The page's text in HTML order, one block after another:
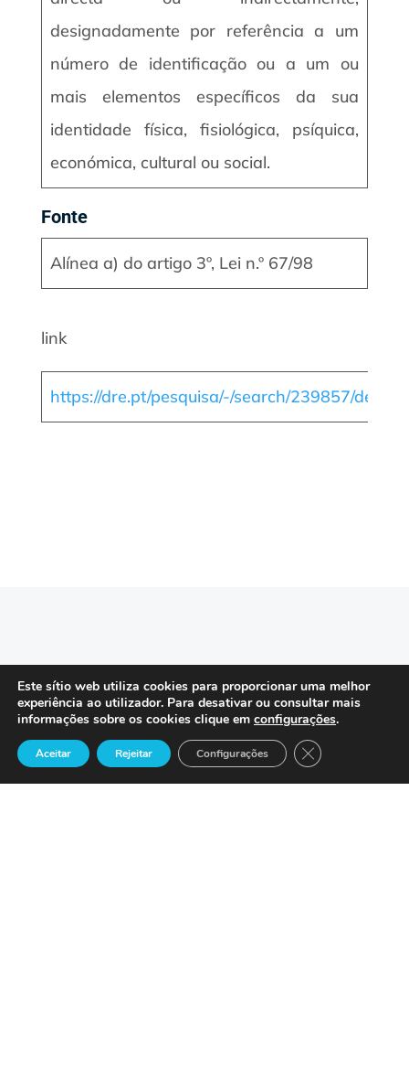
designadamente por referência a um
número de identificação ou a um ou
mais elementos específicos da sua
identidade física, fisiológica, psíquica,
económica, cultural ou social.
Fonte
Alínea a) do artigo 3º, Lei n.º 67/98
link
https://dre.pt/pesquisa/-/search/239857/
Precisa de Ajuda ?
Suporte
Este sítio web utiliza cookies para proporcionar uma melhor
experiência ao utilizador. Para desativar ou consultar mais
informações sobre os cookies clique em configurações.
Aceitar Rejeitar Configurações Close GDPR